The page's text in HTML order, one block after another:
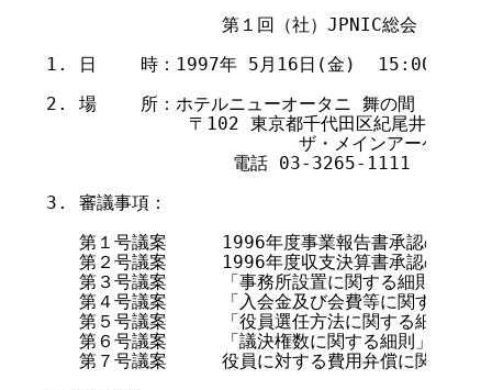
1. 日    時：1997年 5月16日(金)  15:00 ～
2. 場    所：ホテルニューオータニ 舞の間 （まい
3. 審議事項：
   第１号議案	1996年度事業報告書承認の件			資料1
   第２号議案	1996年度収支決算書承認の件			資料2
   第３号議案	「事務所設置に関する細則」改正案承認の件	資料3
   第４号議案	「入会金及び会費等に関する細則」改正案承認の件	資料4
   第５号議案	「役員選任方法に関する細則」改正案承認の件	資料5
   第６号議案	「議決権数に関する細則」改正案承認の件		資料6
   第７号議案	役員に対する費用弁償に関する細則（案）承認の件	資料7